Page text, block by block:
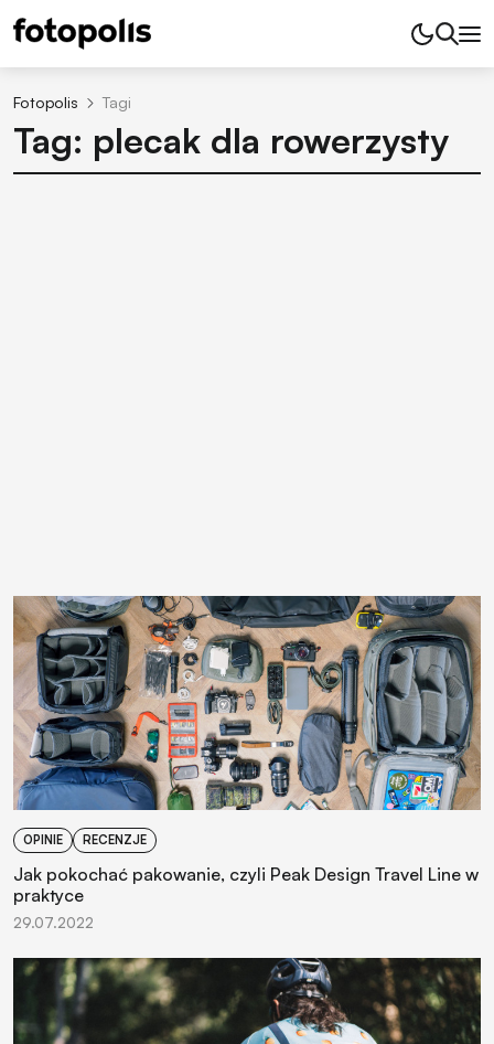
Fotopolis Tagi
Tag: plecak dla rowerzysty
OPINIE RECENZJE
Jak pokochać pakowanie, czyli Peak Design Travel Line w
praktyce
29.07.2022